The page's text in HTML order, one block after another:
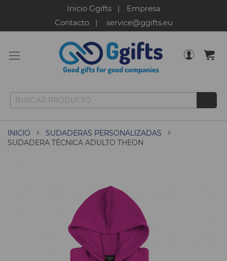
Inicio Ggifts
Empresa
Contacto
service@ggifts.eu
INICIO
SUDADERAS PERSONALIZADAS
SUDADERA TÉCNICA ADULTO THEON